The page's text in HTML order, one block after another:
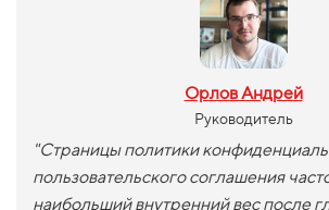
Орлов Андрей
Руководитель
"Страницы политики
пользовательского соглашения
наибольший внутренний вес после